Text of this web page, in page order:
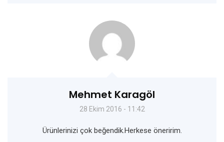
Mehmet Karagöl
28 Ekim 2016 - 11:42
Ürünlerinizi çok beğendik.Herkese öneririm.